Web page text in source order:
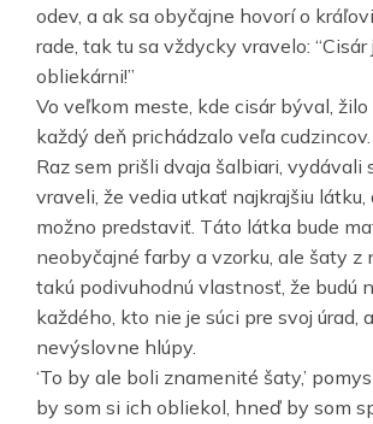
odev, a ak sa obyčajne hovorí o
rade, tak tu sa vždycky vravelo: “Cisár
obliekárni!”
Vo veľkom meste, kde cisár býval, žilo
každý deň prichádzalo veľa cudzincov.
Raz sem prišli dvaja šalbiari, vydávali
vraveli, že vedia utkať najkrajšiu látku,
možno predstaviť. Táto látka bude
neobyčajné farby a vzorku, ale šaty z
takú podivuhodnú vlastnosť, že budú
každého, kto nie je súci pre svoj úrad,
nevýslovne hlúpy.
‘To by ale boli znamenité šaty,’
by som si ich obliekol, hneď by som